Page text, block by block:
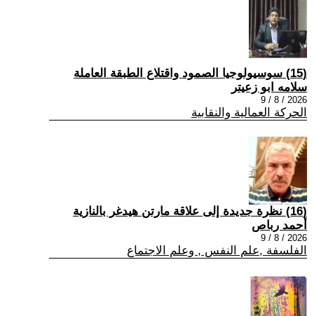
(15) سوسيولوجيا الصمود واقتلاع الطبقة العاملة
سلامه ابو زعيتر
2026 / 8 / 9
الحركة العمالية والنقابية
(16) نظرة جديدة إلى علاقة مارتن هيدغر بالنازية
أحمد رباص
2026 / 8 / 9
الفلسفة ,علم النفس , وعلم الاجتماع